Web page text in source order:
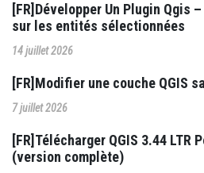
[FR]Développer Un Plugin Qgis
sur les entités sélectionnées
14 juillet 2026
[FR]Modifier une couche QGIS
7 juillet 2026
[FR]Télécharger QGIS 3.44 LTR
(version complète)